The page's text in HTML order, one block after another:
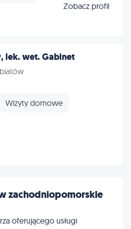
Zobacz profil
lek. wet. Gabinet
Wizyty domowe
zachodniopomorskie
oferującego usługi